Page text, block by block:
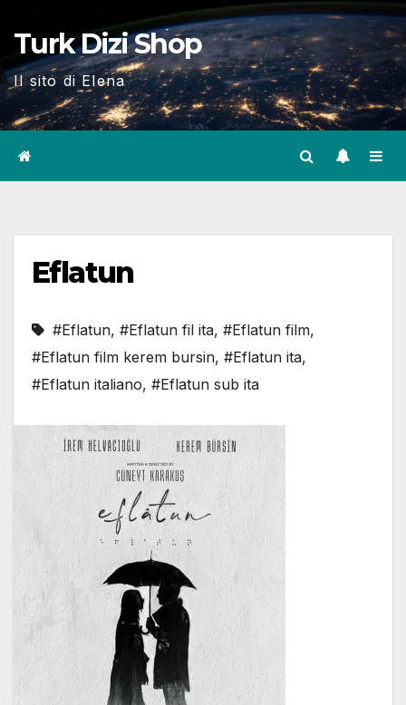
Skip
content
Turk Dizi Shop
Il sito di Elena
Eflatun
#Eflatun, #Eflatun fil ita, #Eflatun film,
#Eflatun film kerem bursin, #Eflatun ita,
#Eflatun italiano, #Eflatun sub ita